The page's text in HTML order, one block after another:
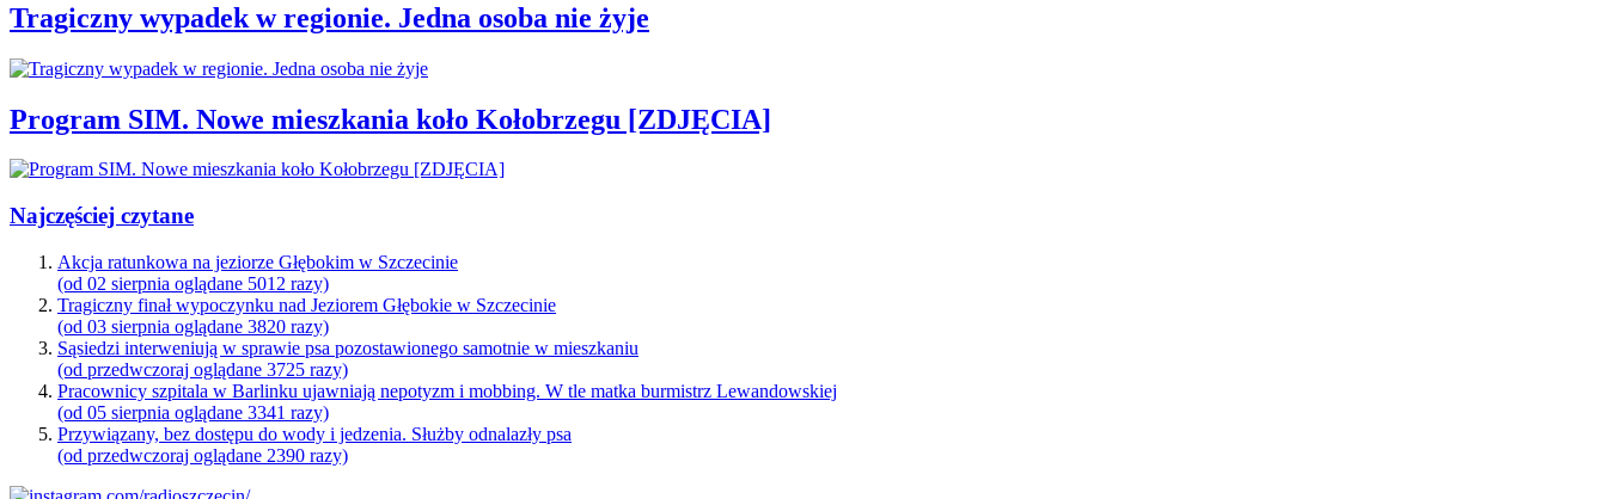
Tragiczny wypadek w regionie. Jedna osoba nie żyje
Program SIM. Nowe mieszkania koło Kołobrzegu [ZDJĘCIA]
Najczęściej czytane
Akcja ratunkowa na jeziorze Głębokim w Szczecinie
(od 02 sierpnia oglądane 5012 razy)
Tragiczny finał wypoczynku nad Jeziorem Głębokie w Szczecinie
(od 03 sierpnia oglądane 3820 razy)
Sąsiedzi interweniują w sprawie psa pozostawionego samotnie w mieszkaniu
(od przedwczoraj oglądane 3725 razy)
Pracownicy szpitala w Barlinku ujawniają nepotyzm i mobbing. W tle matka burmistrz Lewandowskiej
(od 05 sierpnia oglądane 3341 razy)
Przywiązany, bez dostępu do wody i jedzenia. Służby odnalazły psa
(od przedwczoraj oglądane 2390 razy)